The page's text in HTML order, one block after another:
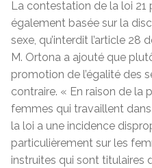
La contestation de la loi 21
également basée sur la
sexe, qu’interdit l’article 28
M. Ortona a ajouté que
promotion de l’égalité des
contraire. « En raison de la
femmes qui travaillent
la loi a une incidence
particulièrement sur les
instruites qui sont titulaires